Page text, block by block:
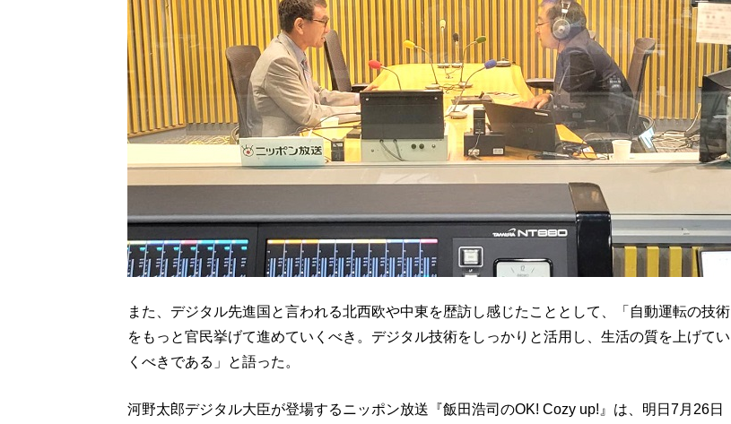
また、デジタル先進国と言われる北西欧や中東を歴訪し感じたこととして、「自動運転の技術
をもっと官民挙げて進めていくべき。デジタル技術をしっかりと活用し、生活の質を上げてい
くべきである」と語った。
河野太郎デジタル大臣が登場するニッポン放送『飯田浩司のOK! Cozy up!』は、明日7月26日